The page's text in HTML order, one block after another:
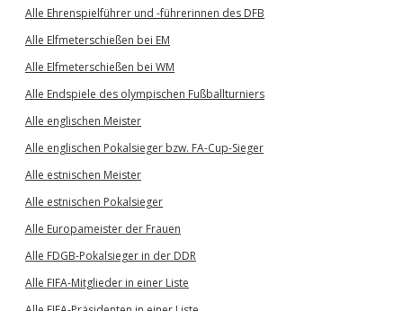
Alle Ehrenspielführer und -führerinnen des DFB
Alle Elfmeterschießen bei EM
Alle Elfmeterschießen bei WM
Alle Endspiele des olympischen Fußballturniers
Alle englischen Meister
Alle englischen Pokalsieger bzw. FA-Cup-Sieger
Alle estnischen Meister
Alle estnischen Pokalsieger
Alle Europameister der Frauen
Alle FDGB-Pokalsieger in der DDR
Alle FIFA-Mitglieder in einer Liste